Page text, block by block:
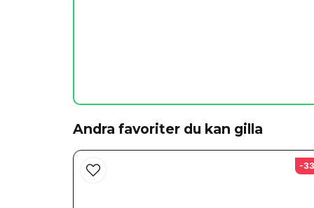
Ja, ni får publicera min fråga
Andra favoriter du kan gilla
-